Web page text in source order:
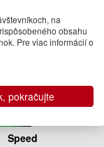
Speed
na
obsahu
Pre viac informácií o
pokračujte